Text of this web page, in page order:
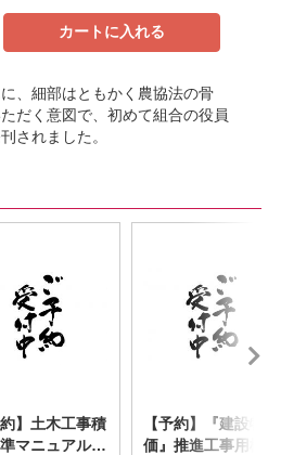
カートに入れる
、細部はともかく農協法の骨
だく意図で、初めて組合の役員
されました。
約】土木工事積
マニュアル
【予約】『建設物
価』推進工事用機械